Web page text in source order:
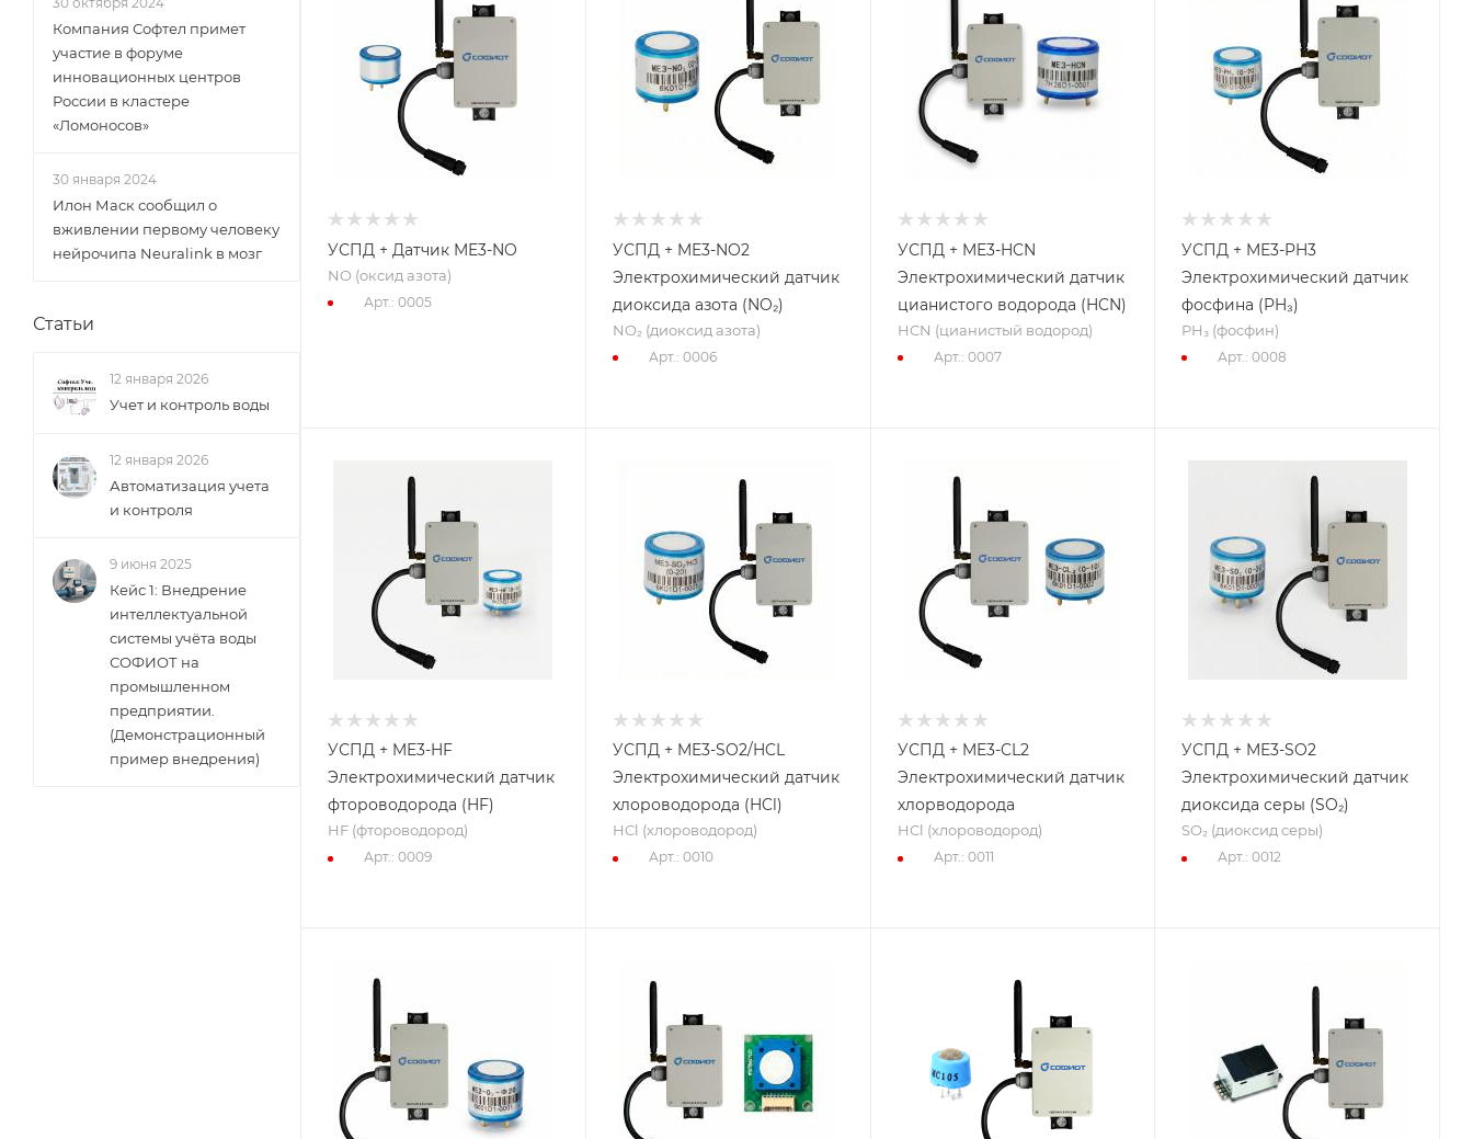
УСПД + Датчик ME3-NO
NO (оксид азота)
Арт.: 0005
УСПД + ME3-NO2
Электрохимический датчик
диоксида азота (NO₂)
NO₂ (диоксид азота)
Арт.: 0006
УСПД + ME3-HCN
Электрохимический датчик
цианистого водорода (HCN)
HCN (цианистый водород)
Арт.: 0007
УСПД + ME3-PH3
Электрохимический датчик
фосфина (PH₃)
PH₃ (фосфин)
Арт.: 0008
УСПД + ME3-HF
Электрохимический датчик
фтороводорода (HF)
HF (фтороводород)
Арт.: 0009
УСПД + ME3-SO2/HCL
Электрохимический датчик
хлороводорода (HCl)
HCl (хлороводород)
Арт.: 0010
УСПД + ME3-CL2
Электрохимический датчик
хлорводорода
HCl (хлороводород)
Арт.: 0011
УСПД + ME3-SO2
Электрохимический датчик
диоксида серы (SO₂)
SO₂ (диоксид серы)
Арт.: 0012
Компания Софтел примет
участие в форуме
инновационных центров
России в кластере
«Ломоносов»
30 января 2024
Илон Маск сообщил о
вживлении первому человеку
нейрочипа Neuralink в мозг
Статьи
12 января 2026
Учет и контроль воды
12 января 2026
Автоматизация учета
и контроля
9 июня 2025
Кейс 1: Внедрение
интеллектуальной
системы учёта воды
СОФИОТ на
промышленном
предприятии.
(Демонстрационный
пример внедрения)